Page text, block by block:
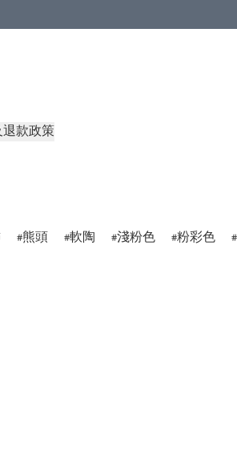
款政策
熊頭 軟陶 淺粉色 粉彩色